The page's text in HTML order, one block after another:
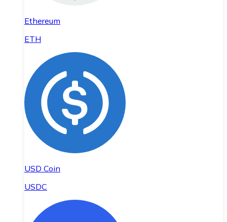
Ethereum
ETH
USD Coin
USDC